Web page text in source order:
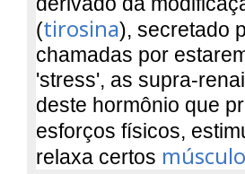
(tirosina), secretado
chamadas por
'stress', as supra-
deste hormônio que
esforços físicos,
relaxa certos